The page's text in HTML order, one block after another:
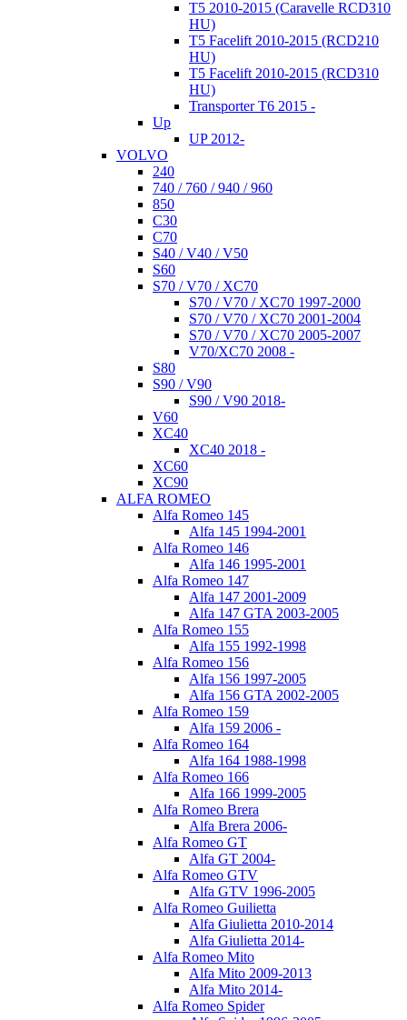
T5 2010-2015 (Caravelle RCD310
HU)
T5 Facelift 2010-2015 (RCD210
HU)
T5 Facelift 2010-2015 (RCD310
HU)
Transporter T6 2015 -
Up
UP 2012-
VOLVO
240
740 / 760 / 940 / 960
850
C30
C70
S40 / V40 / V50
S60
S70 / V70 / XC70
S70 / V70 / XC70 1997-2000
S70 / V70 / XC70 2001-2004
S70 / V70 / XC70 2005-2007
V70/XC70 2008 -
S80
S90 / V90
S90 / V90 2018-
V60
XC40
XC40 2018 -
XC60
XC90
ALFA ROMEO
Alfa Romeo 145
Alfa 145 1994-2001
Alfa Romeo 146
Alfa 146 1995-2001
Alfa Romeo 147
Alfa 147 2001-2009
Alfa 147 GTA 2003-2005
Alfa Romeo 155
Alfa 155 1992-1998
Alfa Romeo 156
Alfa 156 1997-2005
Alfa 156 GTA 2002-2005
Alfa Romeo 159
Alfa 159 2006 -
Alfa Romeo 164
Alfa 164 1988-1998
Alfa Romeo 166
Alfa 166 1999-2005
Alfa Romeo Brera
Alfa Brera 2006-
Alfa Romeo GT
Alfa GT 2004-
Alfa Romeo GTV
Alfa GTV 1996-2005
Alfa Romeo Guilietta
Alfa Giulietta 2010-2014
Alfa Giulietta 2014-
Alfa Romeo Mito
Alfa Mito 2009-2013
Alfa Mito 2014-
Alfa Romeo Spider